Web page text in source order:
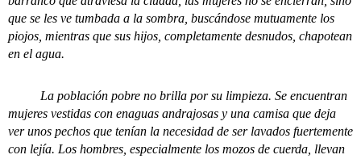
que se les ve tumbada a la sombra, buscándose mutuamente los
piojos, mientras que sus hijos, completamente desnudos, chapotean
en el agua.
La población pobre no brilla por su limpieza. Se encuentran
mujeres vestidas con enaguas andrajosas y una camisa que deja
ver unos pechos que tenían la necesidad de ser lavados fuertemente
con lejía. Los hombres, especialmente los mozos de cuerda, llevan